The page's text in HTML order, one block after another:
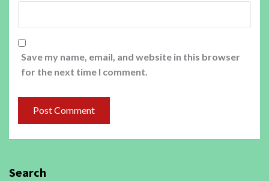
Save my name, email, and website in this browser
for the next time I comment.
Search